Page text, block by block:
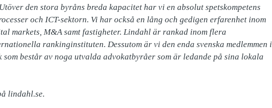
den stora byråns breda kapacitet har vi en absolut spetskompetens
och ICT-sektorn. Vi har också en lång och gedigen erfarenhet inom
markets, M&A samt fastigheter. Lindahl är rankad inom flera
rankinginstituten. Dessutom är vi den enda svenska medlemmen i
består av noga utvalda advokatbyråer som är ledande på sina lokala
lindahl.se.